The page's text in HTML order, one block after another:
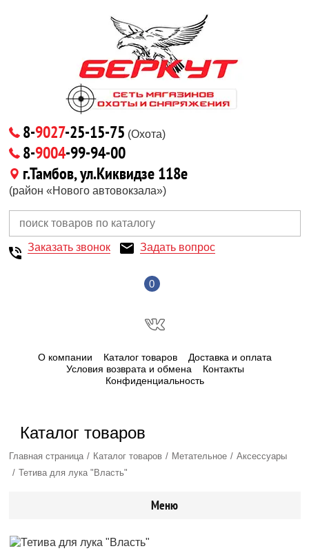
8-9027-25-15-75 (Охота)
8-9004-99-94-00
г.Тамбов, ул.Киквидзе 118е
(район «Нового автовокзала»)
Заказать звонок Задать вопрос
0
О компании Каталог товаров
Доставка и оплата
Условия возврата и обмена
Контакты
Конфиденциальность
Каталог товаров
Главная страница Каталог товаров Метательное
Аксессуары
Тетива для лука "Власть"
Меню